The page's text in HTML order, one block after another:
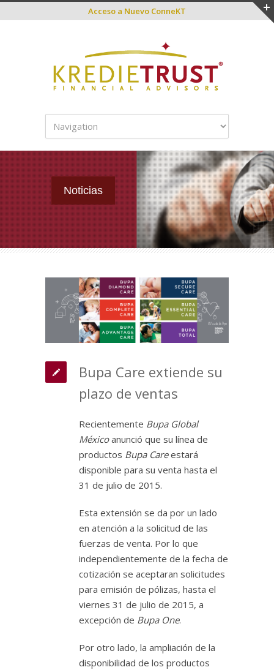
Acceso a Nuevo ConneKT
Noticias
Bupa Care extiende su
plazo de ventas
Recientemente Bupa Global
Méxicoanunció que su línea de
productos Bupa Careestará
disponible para su venta hasta el
31 de julio de 2015.
Esta extensión se da por un lado
en atención a la solicitud de las
fuerzas de venta. Por lo que
independientemente de la fecha de
cotización se aceptaran solicitudes
para emisión de pólizas, hasta el
viernes 31 de julio de 2015, a
excepción de Bupa One.
Por otro lado, la ampliación de la
disponibilidad de los productos